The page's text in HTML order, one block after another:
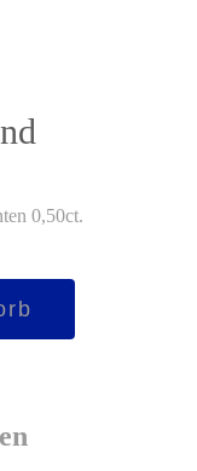
0,50ct.